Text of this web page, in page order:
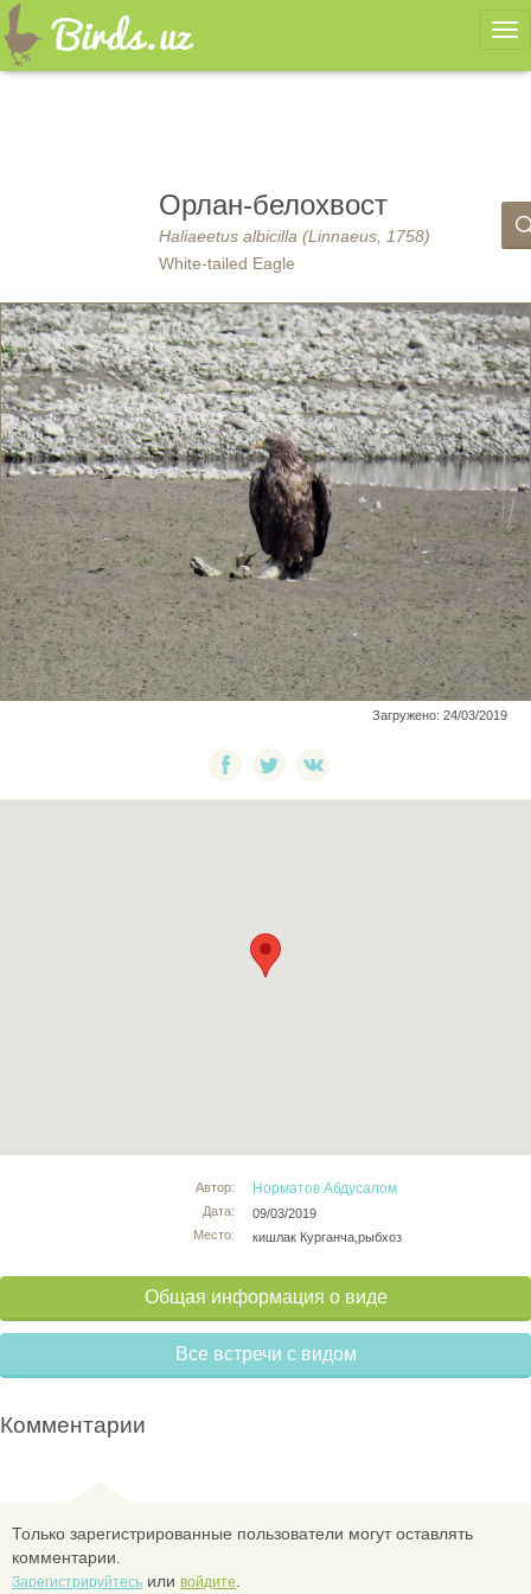
Орлан-белохвост
Haliaeetus albicilla (Linnaeus, 1758)
White-tailed Eagle
Загружено: 24/03/2019
Автор:
Дата:
Место:
Норматов Абдусалом
09/03/2019
кишлак Курганча,рыбхоз
Общая информация о виде
Все встречи с видом
Комментарии
Только зарегистрированные пользователи могут оставлять
комментарии.
Зарегистрируйтесь или войдите